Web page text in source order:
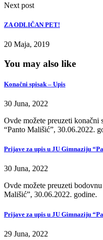
Next post
ZA ODLIČAN PET!
20 Maja, 2019
You may also like
Konačni spisak – Upis
30 Juna, 2022
Ovde možete preuzeti konačni
“Panto Mališić”, 30.06.2022.
Prijave za upis u JU Gimnaziju
30 Juna, 2022
Ovde možete preuzeti
Mališić”, 30.06.2022. godine.
Prijave za upis u JU Gimnaziju
29 Juna, 2022